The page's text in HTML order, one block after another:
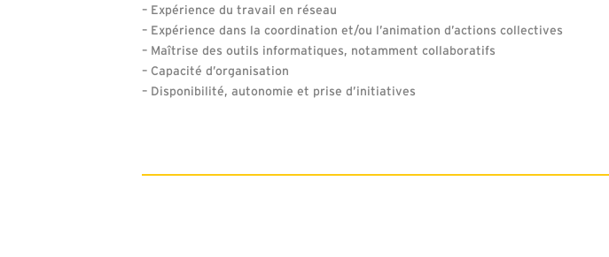
– Expérience du travail en réseau
– Expérience dans la coordination et/ou l’animation d’actions collectives
– Maîtrise des outils informatiques, notamment collaboratifs
– Capacité d’organisation
– Disponibilité, autonomie et prise d’initiatives